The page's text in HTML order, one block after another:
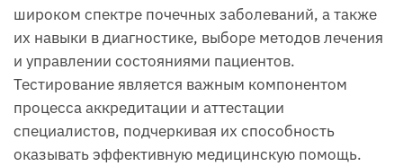
широком спектре почечных заболеваний, а также
их навыки в диагностике, выборе методов лечения
и управлении состояниями пациентов.
Тестирование является важным компонентом
процесса аккредитации и аттестации
специалистов, подчеркивая их способность
оказывать эффективную медицинскую помощь.